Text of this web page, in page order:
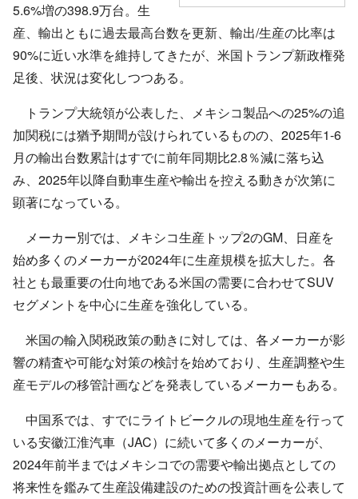
5.6%増の398.9万台。生
産、輸出ともに過去最高台数を更新、輸出/生産の比率は
90%に近い水準を維持してきたが、米国トランプ新政権発
足後、状況は変化しつつある。
トランプ大統領が公表した、メキシコ製品への25%の追
加関税には猶予期間が設けられているものの、2025年1-6
月の輸出台数累計はすでに前年同期比2.8％減に落ち込
み、2025年以降自動車生産や輸出を控える動きが次第に
顕著になっている。
メーカー別では、メキシコ生産トップ2のGM、日産を
始め多くのメーカーが2024年に生産規模を拡大した。各
社とも最重要の仕向地である米国の需要に合わせてSUV
セグメントを中心に生産を強化している。
米国の輸入関税政策の動きに対しては、各メーカーが影
響の精査や可能な対策の検討を始めており、生産調整や生
産モデルの移管計画などを発表しているメーカーもある。
中国系では、すでにライトビークルの現地生産を行って
いる安徽江淮汽車（JAC）に続いて多くのメーカーが、
2024年前半まではメキシコでの需要や輸出拠点としての
将来性を鑑みて生産設備建設のための投資計画を公表して